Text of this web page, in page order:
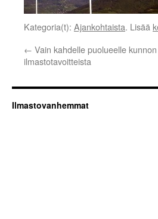
Kategoria(t): Ajankohtaista. Lisää
← Vain kahdelle puolueelle
ilmastotavoitteista
Ilmastovanhemmat